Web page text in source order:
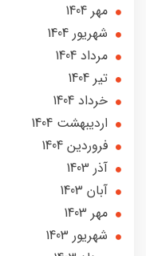
مهر 1404
شهریور 1404
مرداد 1404
تير 1404
خرداد 1404
ارديبهشت 1404
فروردین 1404
آذر 1403
آبان 1403
مهر 1403
شهریور 1403